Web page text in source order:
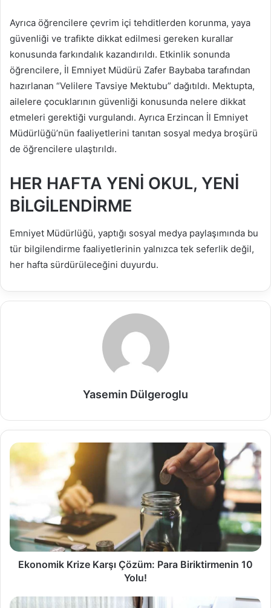
Ayrıca öğrencilere çevrim içi tehditlerden korunma, yaya
güvenliği ve trafikte dikkat edilmesi gereken kurallar
konusunda farkındalık kazandırıldı. Etkinlik sonunda
öğrencilere, İl Emniyet Müdürü Zafer Baybaba tarafından
hazırlanan “Velilere Tavsiye Mektubu” dağıtıldı. Mektupta,
ailelere çocuklarının güvenliği konusunda nelere dikkat
etmeleri gerektiği vurgulandı. Ayrıca Erzincan İl Emniyet
Müdürlüğü’nün faaliyetlerini tanıtan sosyal medya broşürü
de öğrencilere ulaştırıldı.
HER HAFTA YENİ OKUL, YENİ
BİLGİLENDİRME
Emniyet Müdürlüğü, yaptığı sosyal medya paylaşımında bu
tür bilgilendirme faaliyetlerinin yalnızca tek seferlik değil,
her hafta sürdürüleceğini duyurdu.
Yasemin Dülgeroglu
Ekonomik Krize Karşı Çözüm: Para Biriktirmenin 10
Yolu!